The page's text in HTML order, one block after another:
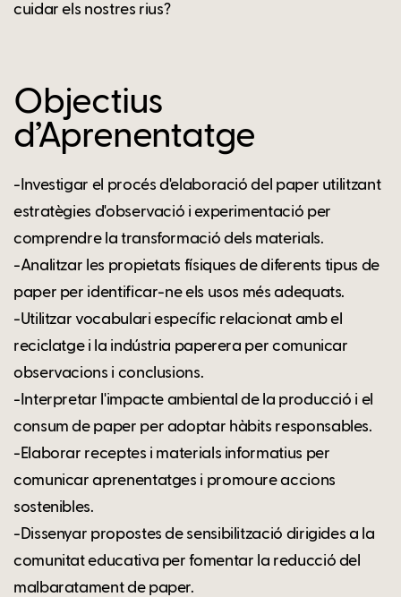
cuidar els nostres rius?
Objectius
d’Aprenentatge
-Investigar el procés d'elaboració del paper utilitzant
estratègies d'observació i experimentació per
comprendre la transformació dels materials.
-Analitzar les propietats físiques de diferents tipus de
paper per identificar-ne els usos més adequats.
-Utilitzar vocabulari específic relacionat amb el
reciclatge i la indústria paperera per comunicar
observacions i conclusions.
-Interpretar l'impacte ambiental de la producció i el
consum de paper per adoptar hàbits responsables.
-Elaborar receptes i materials informatius per
comunicar aprenentatges i promoure accions
sostenibles.
-Dissenyar propostes de sensibilització dirigides a la
comunitat educativa per fomentar la reducció del
malbaratament de paper.